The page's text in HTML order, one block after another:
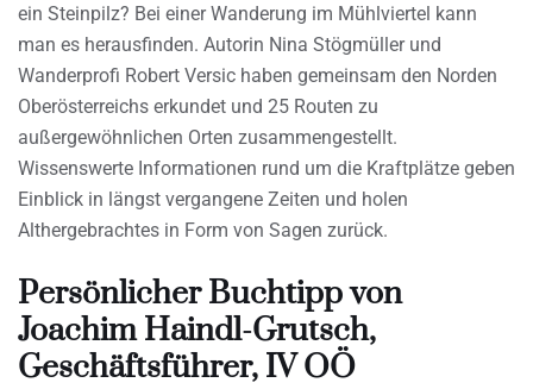
ein Steinpilz? Bei einer Wanderung im Mühlviertel kann
man es herausfinden. Autorin Nina Stögmüller und
Wanderprofi Robert Versic haben gemeinsam den Norden
Oberösterreichs erkundet und 25 Routen zu
außergewöhnlichen Orten zusammengestellt.
Wissenswerte Informationen rund um die Kraftplätze geben
Einblick in längst vergangene Zeiten und holen
Althergebrachtes in Form von Sagen zurück.
Persönlicher Buchtipp von
Joachim Haindl-Grutsch,
Geschäftsführer, IV OÖ